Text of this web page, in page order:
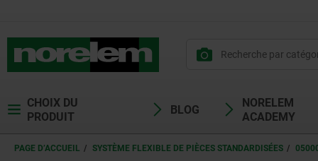
CHOIX DU
PRODUIT
BLOG
NORELEM
ACADEMY
PAGE D’ACCUEIL SYSTÈME FLEXIBLE DE PIÈCES STANDARDISÉES